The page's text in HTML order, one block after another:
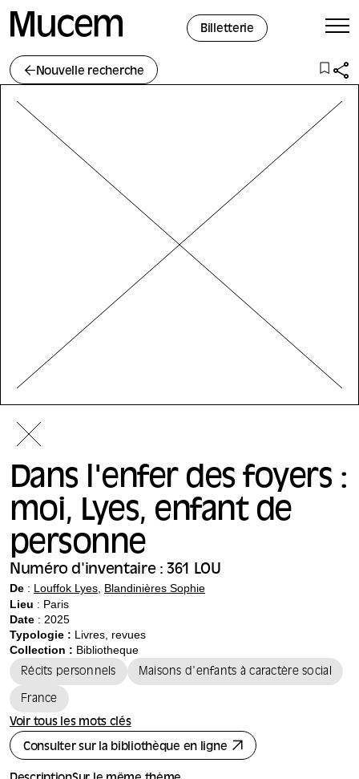
Billetterie
Nouvelle recherche
Dans l'enfer des foyers :
moi, Lyes, enfant de
personne
Numéro d'inventaire : 361 LOU
De : Louffok Lyes Blandinières Sophie
Lieu : Paris
Date : 2025
Typologie : Livres, revues
Collection : Bibliotheque
Récits personnels Maisons d'enfants à caractère social
France
Voir tous les mots clés
Consulter sur la bibliothèque en ligne